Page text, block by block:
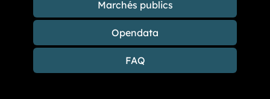
Marchés publics
Opendata
FAQ